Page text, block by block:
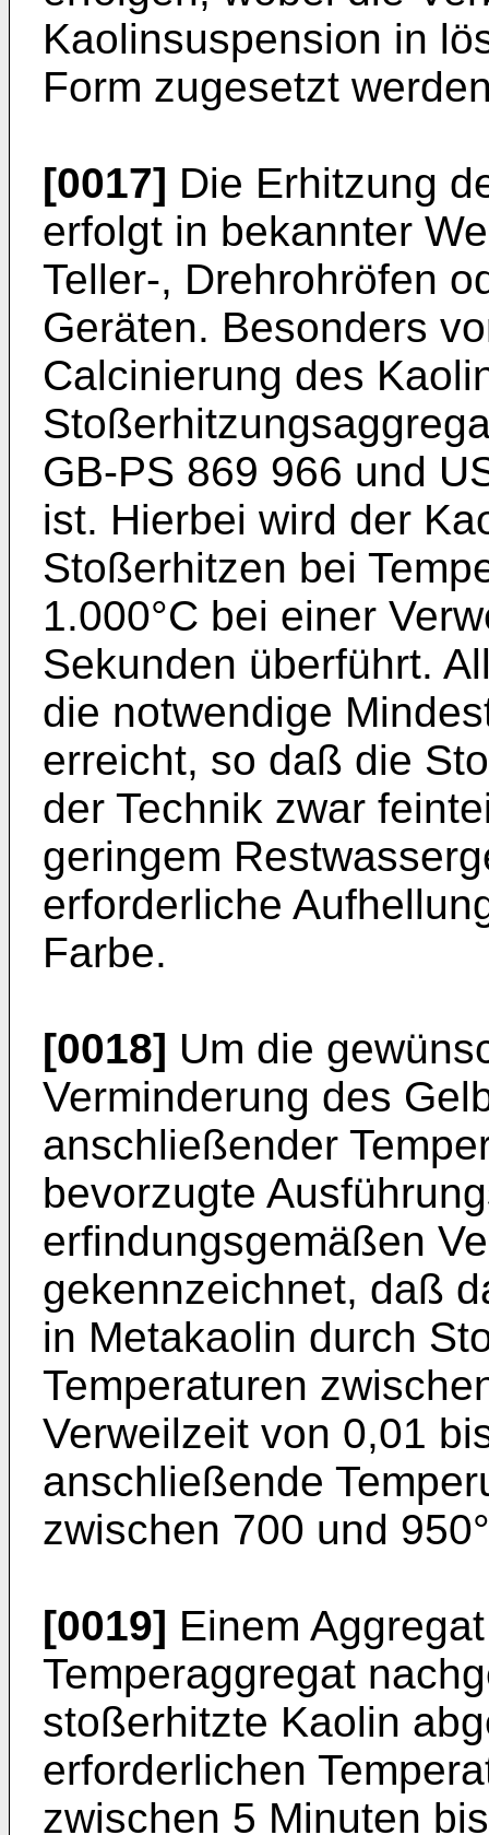
Kaolinsuspension in
Form zugesetzt
[0017] Die Erhitzung
erfolgt in bekannter
Teller-, Drehrohröfen
Geräten. Besonders
Calcinierung des
GB-PS 869 966 und
ist. Hierbei wird der
Stoßerhitzen bei
1.000°C bei einer
Sekunden überführt.
die notwendige
erreicht, so daß die
der Technik zwar
geringem
erforderliche
Farbe.
[0018] Um die
Verminderung des
anschließender
bevorzugte
erfindungsgemäßen
gekennzeichnet, daß
in Metakaolin durch
Temperaturen
Verweilzeit von 0,01
anschließende
zwischen 700 und
[0019] Einem
Temperaggregat
stoßerhitzte Kaolin
erforderlichen
zwischen 5 Minuten